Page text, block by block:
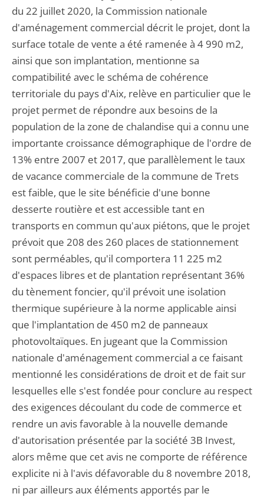
du 22 juillet 2020, la Commission nationale
d'aménagement commercial décrit le projet, dont la
surface totale de vente a été ramenée à 4 990 m2,
ainsi que son implantation, mentionne sa
compatibilité avec le schéma de cohérence
territoriale du pays d'Aix, relève en particulier que le
projet permet de répondre aux besoins de la
population de la zone de chalandise qui a connu une
importante croissance démographique de l'ordre de
13% entre 2007 et 2017, que parallèlement le taux
de vacance commerciale de la commune de Trets
est faible, que le site bénéficie d'une bonne
desserte routière et est accessible tant en
transports en commun qu'aux piétons, que le projet
prévoit que 208 des 260 places de stationnement
sont perméables, qu'il comportera 11 225 m2
d'espaces libres et de plantation représentant 36%
du tènement foncier, qu'il prévoit une isolation
thermique supérieure à la norme applicable ainsi
que l'implantation de 450 m2 de panneaux
photovoltaïques. En jugeant que la Commission
nationale d'aménagement commercial a ce faisant
mentionné les considérations de droit et de fait sur
lesquelles elle s'est fondée pour conclure au respect
des exigences découlant du code de commerce et
rendre un avis favorable à la nouvelle demande
d'autorisation présentée par la société 3B Invest,
alors même que cet avis ne comporte de référence
explicite ni à l'avis défavorable du 8 novembre 2018,
ni par ailleurs aux éléments apportés par le